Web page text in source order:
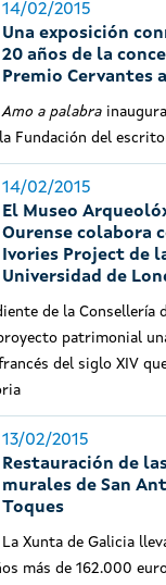
14/02/2015
Una exposición
20 años de la
Premio Cervantes
Amo a palabra
Fundación del
14/02/2015
El Museo
Ourense colabora
Ivories Project de
Universidad de
de la Consellería
patrimonial
del siglo XIV
13/02/2015
Restauración de
murales de San
Toques
La Xunta de Galicia
más de 162.000